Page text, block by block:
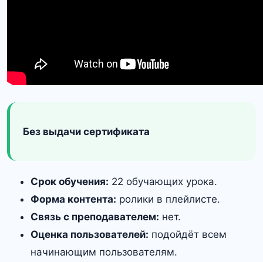
Без выдачи сертификата
Срок обучения: 22 обучающих урока.
Форма контента: ролики в плейлисте.
Связь с преподавателем: нет.
Оценка пользователей: подойдёт всем
начинающим пользователям.